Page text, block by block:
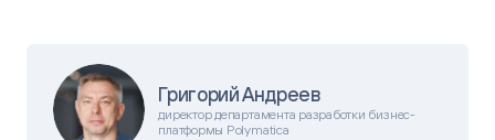
Григорий Андреев
директор департамента разработки бизнес-
платформы Polymatica